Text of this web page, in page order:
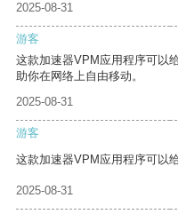
2025-08-31
游客
这款加速器VPM应用程序可以
助你在网络上自由移动。
2025-08-31
游客
这款加速器VPM应用程序可以
2025-08-31